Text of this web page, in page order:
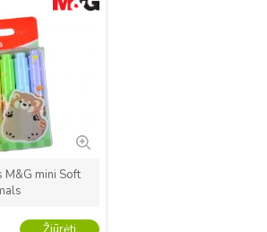
M&G mini Soft